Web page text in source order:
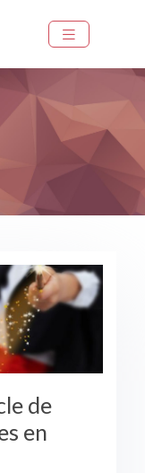
de
en